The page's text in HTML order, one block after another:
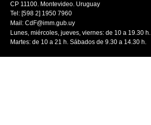
CP 11100. Montevideo. Uruguay
Tel: [598 2] 1950 7960
Mail: CdF@imm.gub.uy
Lunes, miércoles, jueves, viernes: de 10 a 19.30 h.
Martes: de 10 a 21 h. Sábados de 9.30 a 14.30 h.